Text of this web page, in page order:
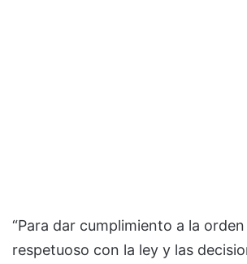
“Para dar cumplimiento a la
respetuoso con la ley y las